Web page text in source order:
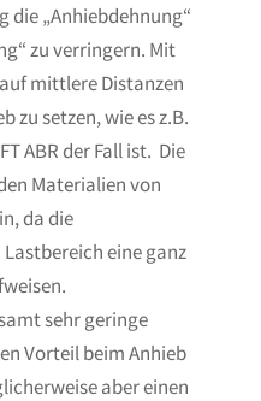
die „Anhiebdehnung“
zu verringern. Mit
mittlere Distanzen
zu setzen, wie es z.B.
ABR der Fall ist. Die
Materialien von
da die
eine ganz
sehr geringe
Vorteil beim Anhieb
aber einen